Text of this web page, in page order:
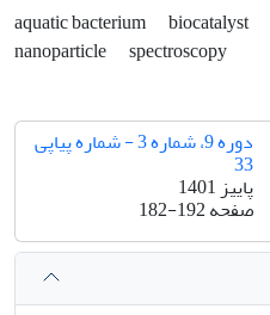
aquatic bacterium biocatalyst
nanoparticle
spectroscopy
دوره 9، شماره 3 - شماره پیاپی
33
پاییز 1401
صفحه182-192